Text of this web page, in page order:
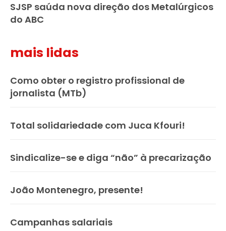
SJSP saúda nova direção dos Metalúrgicos
do ABC
mais lidas
Como obter o registro profissional de
jornalista (MTb)
Total solidariedade com Juca Kfouri!
Sindicalize-se e diga “não” à precarização
João Montenegro, presente!
Campanhas salariais